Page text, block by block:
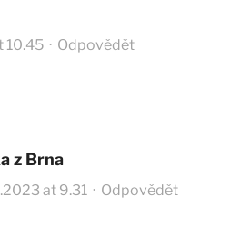
10.45· Odpovědět
z Brna
at 9.31 · Odpovědět